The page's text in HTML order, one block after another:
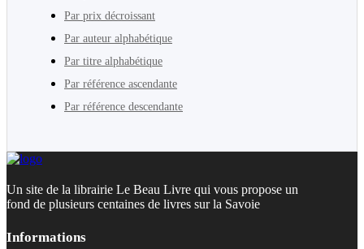
Par prix décroissant
Par auteur alphabétique
Par titre alphabétique
Par référence ascendante
Par référence descendante
Un site de la librairie Le Beau Livre qui vous propose un
fond de plusieurs centaines de livres sur la Savoie
Informations